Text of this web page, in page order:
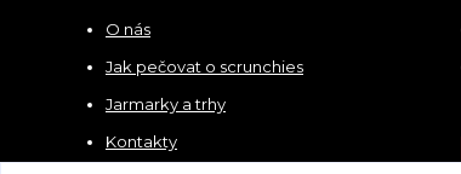
O nás
Jak pečovat o scrunchies
Jarmarky a trhy
Kontakty